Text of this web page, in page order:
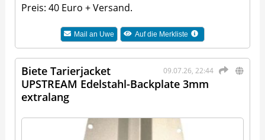
Preis: 40 Euro + Versand.
Mail an Uwe Auf die Merkliste
09.07.26, 22:44
Biete Tarierjacket
UPSTREAM Edelstahl-​Backplate 3mm
extralang